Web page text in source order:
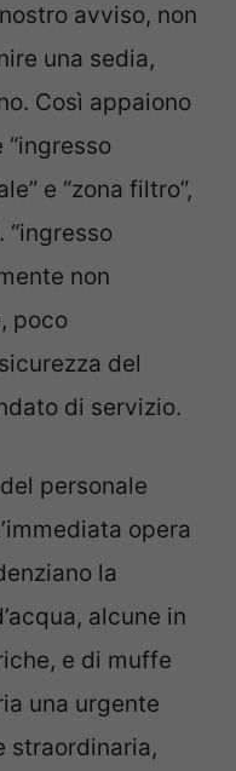
avviso, non
una sedia,
Così appaiono
e “zona filtro”,
“ingresso
non
poco
del
di servizio.
personale
opera
la
alcune in
e di muffe
una urgente
straordinaria,